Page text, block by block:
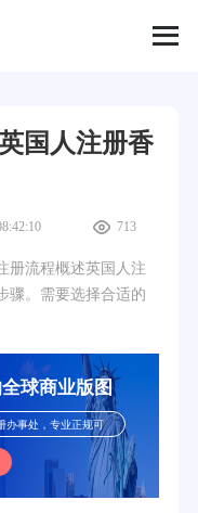
国人注册香
713
册流程概述英国人注
骤。需要选择合适的
球商业版图
办事处，专业正规可